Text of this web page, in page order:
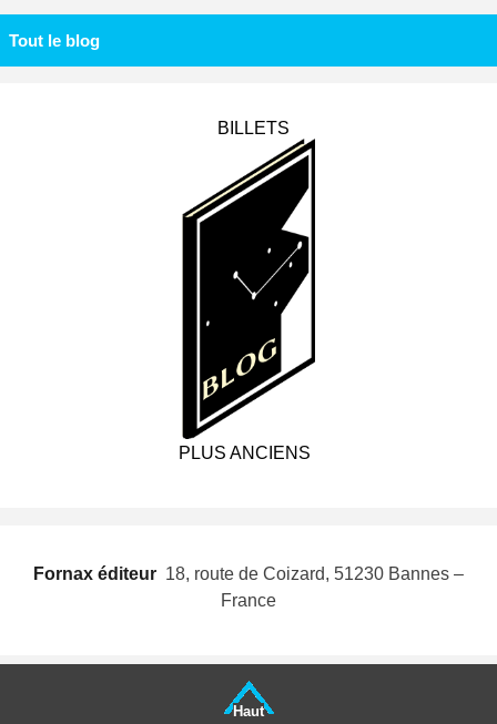
Tout le blog
BILLETS
PLUS ANCIENS
Fornax éditeur  18, route de Coizard, 51230 Bannes –
France
Haut